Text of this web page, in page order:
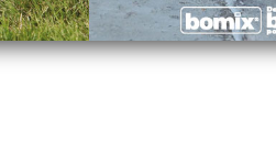
Postmix-30